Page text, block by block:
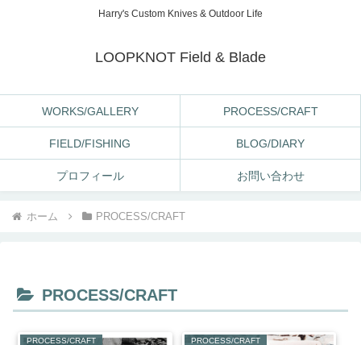
Harry's Custom Knives & Outdoor Life
LOOPKNOT Field & Blade
WORKS/GALLERY PROCESS/CRAFT
FIELD/FISHING BLOG/DIARY
プロフィール お問い合わせ
ホーム PROCESS/CRAFT
PROCESS/CRAFT
PROCESS/CRAFT PROCESS/CRAFT